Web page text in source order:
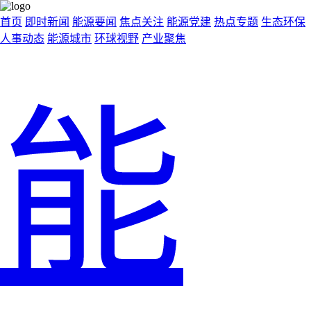
首页 即时新闻 能源要闻 焦点关注 能源党建 热点专题 生态环保
人事动态 能源城市 环球视野 产业聚焦
能